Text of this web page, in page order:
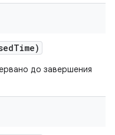
Time)
до завершения